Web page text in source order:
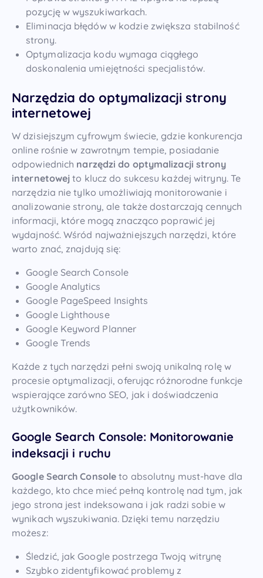
pozycję w wyszukiwarkach.
Eliminacja błędów w kodzie zwiększa stabilność
strony.
Optymalizacja kodu wymaga ciągłego
doskonalenia umiejętności specjalistów.
Narzędzia do optymalizacji strony
internetowej
W dzisiejszym cyfrowym świecie, gdzie konkurencja
online rośnie w zawrotnym tempie, posiadanie
odpowiednich narzędzi do optymalizacji strony
internetowej to klucz do sukcesu każdej witryny. Te
narzędzia nie tylko umożliwiają monitorowanie i
analizowanie strony, ale także dostarczają cennych
informacji, które mogą znacząco poprawić jej
wydajność. Wśród najważniejszych narzędzi, które
warto znać, znajdują się:
Google Search Console
Google Analytics
Google PageSpeed Insights
Google Lighthouse
Google Keyword Planner
Google Trends
Każde z tych narzędzi pełni swoją unikalną rolę w
procesie optymalizacji, oferując różnorodne funkcje
wspierające zarówno SEO, jak i doświadczenia
użytkowników.
Google Search Console: Monitorowanie
indeksacji i ruchu
Google Search Console to absolutny must-have dla
każdego, kto chce mieć pełną kontrolę nad tym, jak
jego strona jest indeksowana i jak radzi sobie w
wynikach wyszukiwania. Dzięki temu narzędziu
możesz:
Śledzić, jak Google postrzega Twoją witrynę
Szybko zidentyfikować problemy z